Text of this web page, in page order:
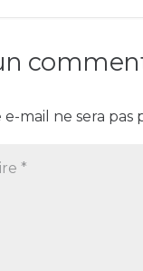
e-mail ne sera pas